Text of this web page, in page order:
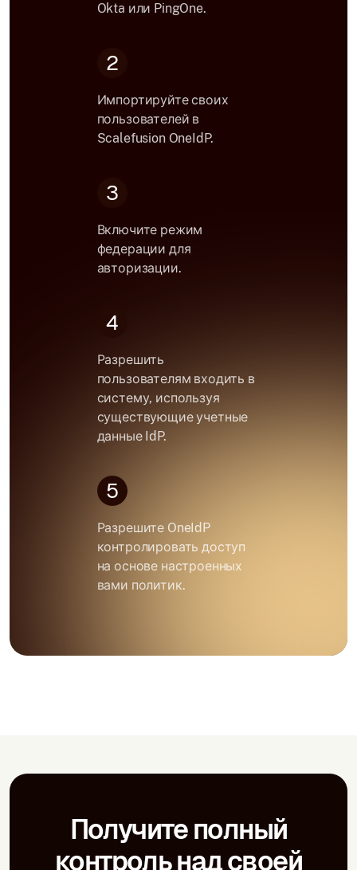
Okta или PingOne.
2
Импортируйте своих
пользователей в
Scalefusion OneIdP.
3
Включите режим
федерации для
авторизации.
4
Разрешить
пользователям входить в
систему, используя
существующие учетные
данные IdP.
5
Разрешите OneIdP
контролировать доступ
на основе настроенных
вами политик.
Получите полный
контроль над своей